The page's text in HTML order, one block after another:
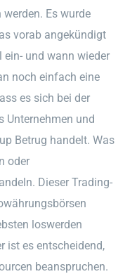
Es wurde
vorab angekündigt
ein- und wann wieder
noch einfach eine
es sich bei der
Unternehmen und
Betrug handelt. Was
oder
Dieser Trading-
loswerden
ist es entscheidend,
beanspruchen.